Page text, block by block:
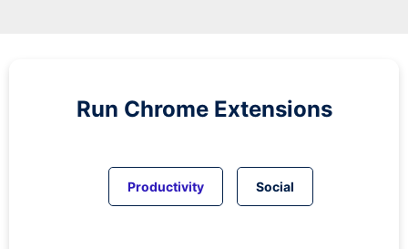
Run Chrome Extensions
Productivity Social